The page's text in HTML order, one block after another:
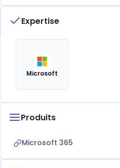
Expertise
Microsoft
Produits
Microsoft 365